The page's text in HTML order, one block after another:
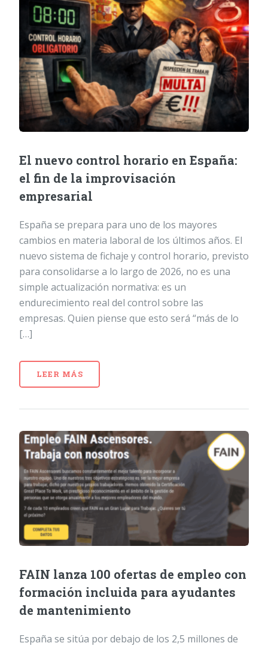
El nuevo control horario en España:
el fin de la improvisación
empresarial
España se prepara para uno de los mayores
cambios en materia laboral de los últimos años. El
nuevo sistema de fichaje y control horario, previsto
para consolidarse a lo largo de 2026, no es una
simple actualización normativa: es un
endurecimiento real del control sobre las
empresas. Quien piense que esto será “más de lo
[…]
LEER MÁS
FAIN lanza 100 ofertas de empleo con
formación incluida para ayudantes
de mantenimiento
España se sitúa por debajo de los 2,5 millones de